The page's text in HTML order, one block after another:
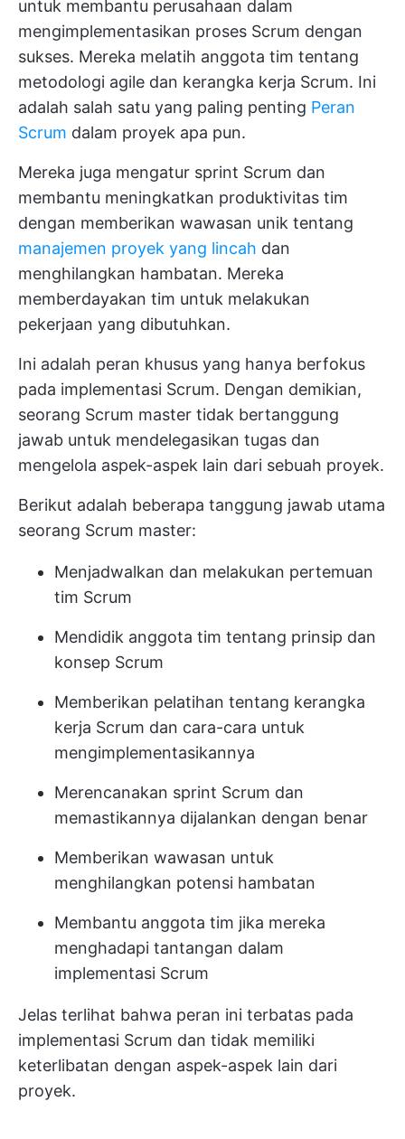
untuk membantu perusahaan dalam
mengimplementasikan proses Scrum dengan
sukses. Mereka melatih anggota tim tentang
metodologi agile dan kerangka kerja Scrum. Ini
adalah salah satu yang paling penting Peran
Scrum dalam proyek apa pun.
Mereka juga mengatur sprint Scrum dan
membantu meningkatkan produktivitas tim
dengan memberikan wawasan unik tentang
manajemen proyek yang lincah dan
menghilangkan hambatan. Mereka
memberdayakan tim untuk melakukan
pekerjaan yang dibutuhkan.
Ini adalah peran khusus yang hanya berfokus
pada implementasi Scrum. Dengan demikian,
seorang Scrum master tidak bertanggung
jawab untuk mendelegasikan tugas dan
mengelola aspek-aspek lain dari sebuah proyek.
Berikut adalah beberapa tanggung jawab utama
seorang Scrum master:
Menjadwalkan dan melakukan pertemuan
tim Scrum
Mendidik anggota tim tentang prinsip dan
konsep Scrum
Memberikan pelatihan tentang kerangka
kerja Scrum dan cara-cara untuk
mengimplementasikannya
Merencanakan sprint Scrum dan
memastikannya dijalankan dengan benar
Memberikan wawasan untuk
menghilangkan potensi hambatan
Membantu anggota tim jika mereka
menghadapi tantangan dalam
implementasi Scrum
Jelas terlihat bahwa peran ini terbatas pada
implementasi Scrum dan tidak memiliki
keterlibatan dengan aspek-aspek lain dari
proyek.